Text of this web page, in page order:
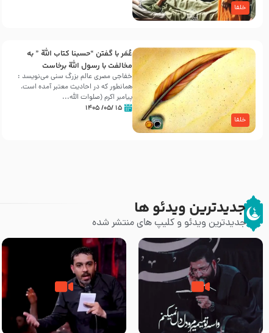
خلفا
خلفا
عُمَر با گفتن “حسبنا كتاب اللّه ” به
مخالفت با رسول اللّه برخاست
خفاجی مصری عالم بزرگ سنی می‌نویسد :
همانطور که در احادیث معتبر آمده است،
پیامبر اکرم (صلوات اللّه...
۱۵ /۰۵/ ۱۴۰۵
جدیدترین ویدئو ها
جدیدترین ویدئو و کلیپ های منتشر شده
مصداق کربلا – حاج حسین سیب
شور ، حسینا! به‌ حق زهرا «أُنْظُرْ
إِلَینا» – عزاداری شب هفتم ماه